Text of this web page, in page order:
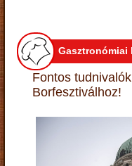
Gasztronómiai
Fontos
Borfesztiválhoz!